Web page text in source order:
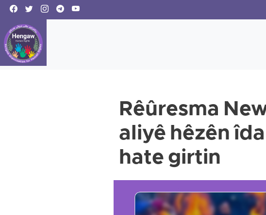
Rêûresma
aliyê hêzên
hate girtin